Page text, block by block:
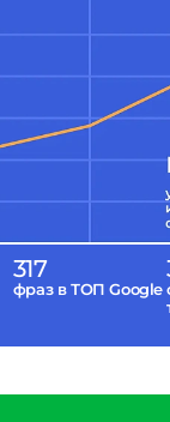
317
фраз в ТОП Google